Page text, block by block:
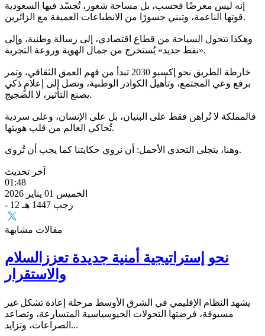
إنه ليس معرضًا فحسب، بل مساحة شعور، تُجسّد فيها السعودية
قوتها الناعمة، وتبني جسورًا من الانطباعات العميقة مع الزائرين.
وهكذا تتحول السياحة من قطاع اقتصادي، إلى رسالة وطنية، وإلى
«نفط جديد» يُستخرج من جمال الهوية وروعة التجربة.
خارطة الطريق نحو إكسبو 2030 تبدأ من فهم العمق الثقافي، وتمر
برفع وعي المجتمع، وتأهيل الكوادر الوطنية، وتصل إلى إعلامٍ ذكي
يصنع التأثير، لا الضجيج.
فالمملكة لا تُراهن فقط على البنيان، بل على الإنسان، وعلى سردية
تُحاكي العالم من قلب هويتها.
وهنا، يتجلى التحدي الأجمل: أن نروي حكايتنا كما يجب أن تُروى.
آخر تحديث
01:48
الخميس 01 يناير 2026
- 12 رجب 1447 هـ
مقالات مشابهة
نحو إستراتيجية أمنية جديدة تعززالسلام
والاستقرار
يشهد النظام الإقليمي في الشرق الأوسط مرحلة إعادة تشكل غير
مسبوقة، فرضتها التحولات الجيوسياسية المتسارعة، وتصاعد
الصراعات، وتزايد...